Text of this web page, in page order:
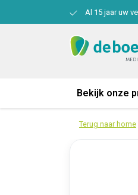
Al 15 jaar uw
Bekijk onze
Terug naar home